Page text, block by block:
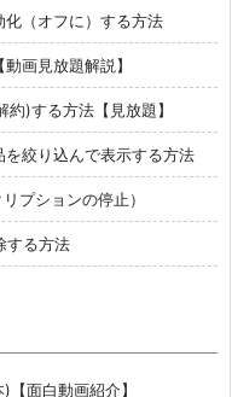
（オフに）する方法
画見放題解説】
)する方法【見放題】
絞り込んで表示する方法
プションの停止）
する方法
面白動画紹介】